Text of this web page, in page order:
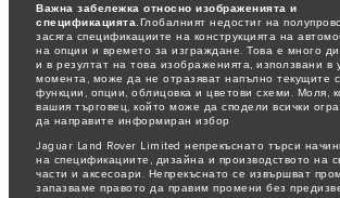
Важна забележка относно изображенията и
спецификацията.Глобалният недостиг на
засяга спецификациите на конструкцията на
на опции и времето за изграждане. Това е много
и в резултат на това изображенията, използвани в
момента, може да не отразяват напълно текущите
функции, опции, облицовка и цветови схеми. Моля,
вашия търговец, който може да сподели всички
да направите информиран избор
Jaguar Land Rover Limited непрекъснато търси
на спецификациите, дизайна и производството на
части и аксесоари. Непрекъснато се извършват
запазваме правото да правим промени без